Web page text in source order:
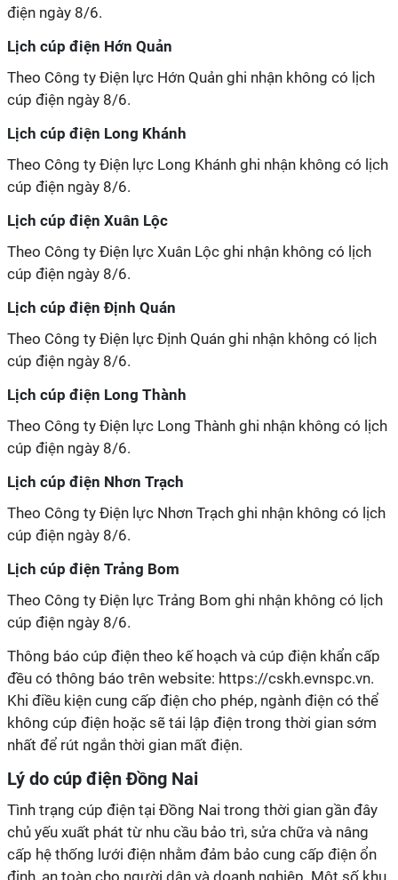
điện ngày 8/6.
Lịch cúp điện Hớn Quản
Theo Công ty Điện lực Hớn Quản ghi nhận không có lịch
cúp điện ngày 8/6.
Lịch cúp điện Long Khánh
Theo Công ty Điện lực Long Khánh ghi nhận không có lịch
cúp điện ngày 8/6.
Lịch cúp điện Xuân Lộc
Theo Công ty Điện lực Xuân Lộc ghi nhận không có lịch
cúp điện ngày 8/6.
Lịch cúp điện Định Quán
Theo Công ty Điện lực Định Quán ghi nhận không có lịch
cúp điện ngày 8/6.
Lịch cúp điện Long Thành
Theo Công ty Điện lực Long Thành ghi nhận không có lịch
cúp điện ngày 8/6.
Lịch cúp điện Nhơn Trạch
Theo Công ty Điện lực Nhơn Trạch ghi nhận không có lịch
cúp điện ngày 8/6.
Lịch cúp điện Trảng Bom
Theo Công ty Điện lực Trảng Bom ghi nhận không có lịch
cúp điện ngày 8/6.
Thông báo cúp điện theo kế hoạch và cúp điện khẩn cấp
đều có thông báo trên website: https://cskh.evnspc.vn.
Khi điều kiện cung cấp điện cho phép, ngành điện có thể
không cúp điện hoặc sẽ tái lập điện trong thời gian sớm
nhất để rút ngắn thời gian mất điện.
Lý do cúp điện Đồng Nai
Tình trạng cúp điện tại Đồng Nai trong thời gian gần đây
chủ yếu xuất phát từ nhu cầu bảo trì, sửa chữa và nâng
cấp hệ thống lưới điện nhằm đảm bảo cung cấp điện ổn
định, an toàn cho người dân và doanh nghiệp. Một số khu